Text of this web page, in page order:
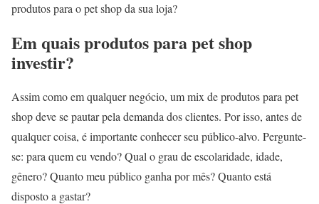
produtos para o pet shop da sua loja?
Em quais produtos para pet shop
investir?
Assim como em qualquer negócio, um mix de produtos para pet
shop deve se pautar pela demanda dos clientes. Por isso, antes de
qualquer coisa, é importante conhecer seu público-alvo. Pergunte-
se: para quem eu vendo?Qual o grau de escolaridade, idade,
gênero?Quanto meu público ganha por mês?Quanto está
disposto a gastar?